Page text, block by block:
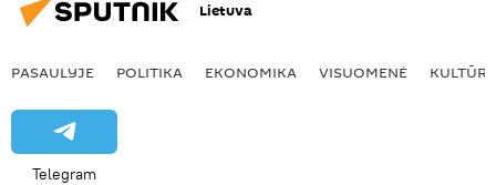
Lietuva
PASAULYJE POLITIKA EKONOMIKA VISUOMENĖ KULTŪRA
Telegram